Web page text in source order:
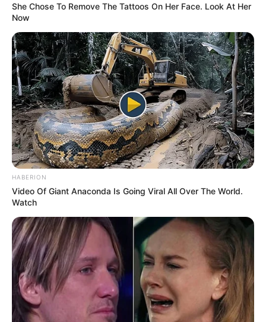
She Chose To Remove The Tattoos On Her Face. Look At Her
Now
HABERION
Video Of Giant Anaconda Is Going Viral All Over The World.
Watch